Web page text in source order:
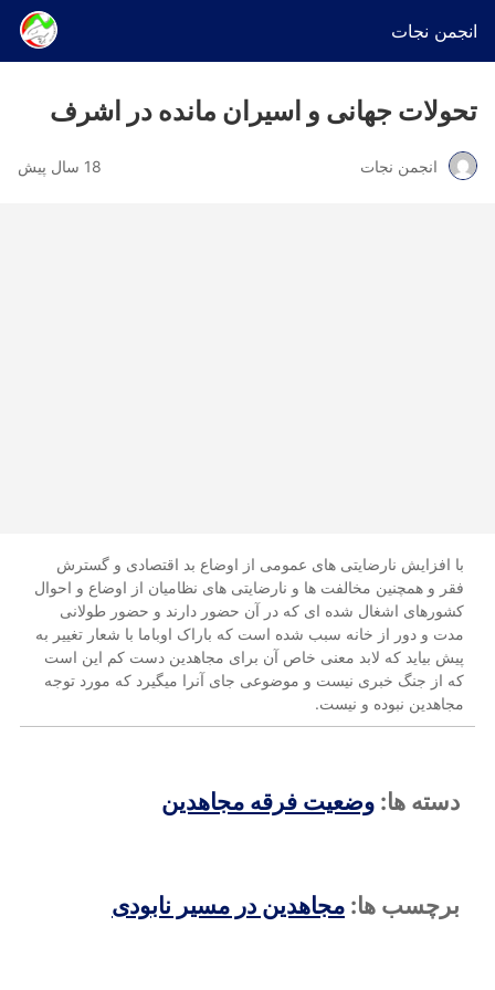
انجمن نجات
تحولات جهانی و اسیران مانده در اشرف
انجمن نجات 18 سال پیش
با افزایش نارضایتی های عمومی از اوضاع بد اقتصادی و گسترش
فقر و همچنین مخالفت ها و نارضایتی های نظامیان از اوضاع و احوال
کشورهای اشغال شده ای که در آن حضور دارند و حضور طولانی
مدت و دور از خانه سبب شده است که باراک اوباما با شعار تغییر به
پیش بیاید که لابد معنی خاص آن برای مجاهدین دست کم این است
که از جنگ خبری نیست و موضوعی جای آنرا میگیرد که مورد توجه
مجاهدین نبوده و نیست.
دسته ها: وضعیت فرقه مجاهدین
برچسب ها: مجاهدین در مسیر نابودی